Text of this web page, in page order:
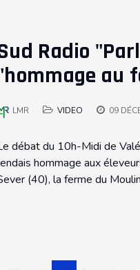
Radio
au
LMR VIDEO 09
débat du 10h-Midi de
hommage aux
(40), la ferme du